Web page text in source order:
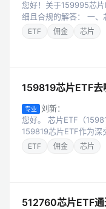
您好！关于159995芯
细且合规的解答： 一
159995芯片ETF属于
ETF 佣金 芯片
159819芯片ETF去
专业
刘新：
您好。 芯片ETF（
159819芯片ETF作为深
易费用由两部分构成：
ETF 佣金 芯片
512760芯片ETF